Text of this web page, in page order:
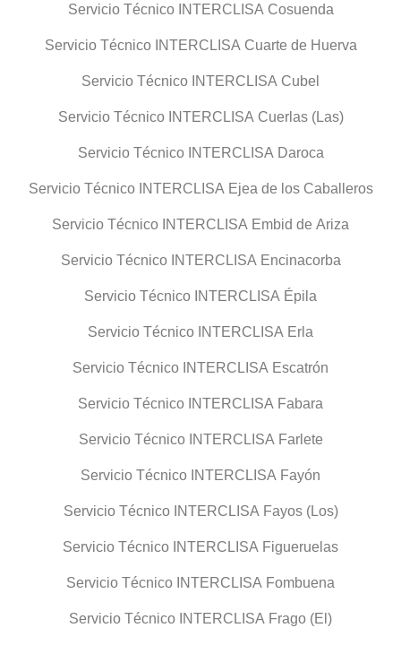
Servicio Técnico INTERCLISA Cosuenda
Servicio Técnico INTERCLISA Cuarte de Huerva
Servicio Técnico INTERCLISA Cubel
Servicio Técnico INTERCLISA Cuerlas (Las)
Servicio Técnico INTERCLISA Daroca
Servicio Técnico INTERCLISA Ejea de los Caballeros
Servicio Técnico INTERCLISA Embid de Ariza
Servicio Técnico INTERCLISA Encinacorba
Servicio Técnico INTERCLISA Épila
Servicio Técnico INTERCLISA Erla
Servicio Técnico INTERCLISA Escatrón
Servicio Técnico INTERCLISA Fabara
Servicio Técnico INTERCLISA Farlete
Servicio Técnico INTERCLISA Fayón
Servicio Técnico INTERCLISA Fayos (Los)
Servicio Técnico INTERCLISA Figueruelas
Servicio Técnico INTERCLISA Fombuena
Servicio Técnico INTERCLISA Frago (El)